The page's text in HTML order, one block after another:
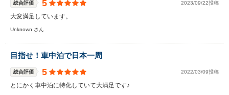
総合評価 5 2023/09/22投稿
大変満足しています。
Unknown さん
目指せ！車中泊で日本一周
総合評価 5 2022/03/09投稿
とにかく車中泊に特化していて大満足です♪